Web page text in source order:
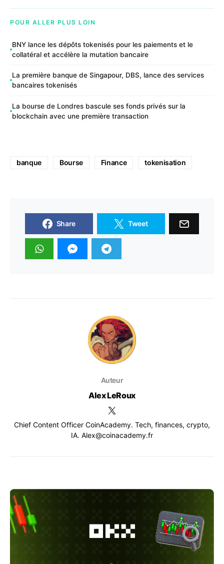
POUR ALLER PLUS LOIN
BNY lance les dépôts tokenisés pour les paiements et le
collatéral et accélère la mutation bancaire
La première banque de Singapour, DBS, lance des services
bancaires tokenisés
La bourse de Londres bascule ses fonds privés sur la
blockchain avec une première transaction
banque Bourse Finance tokenisation
Share Tweet
Auteur
Alex LeRoux
Chief Content Officer CoinAcademy. Tech, finances, crypto,
IA. Alex@coinacademy.fr